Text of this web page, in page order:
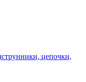
цепочки,